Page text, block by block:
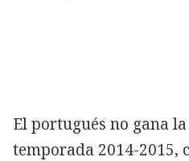
El portugués no gana
temporada 2014-2015,